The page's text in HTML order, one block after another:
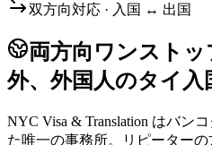
双方向対応 · 入国 ↔ 出国
両方向ワンスト
外、外国人のタイ入
NYC Visa & Translation はバン
た唯一の事務所。リピーター